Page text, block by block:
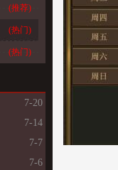
(推荐)
(热门)
(热门)
7-20
7-14
7-7
7-6